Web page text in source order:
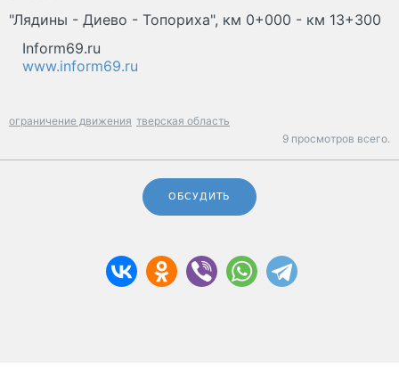
"Лядины - Диево - Топориха", км 0+000 - км 13+300
Inform69.ru
www.inform69.ru
ограничение движения тверская область
9 просмотров всего.
ОБСУДИТЬ